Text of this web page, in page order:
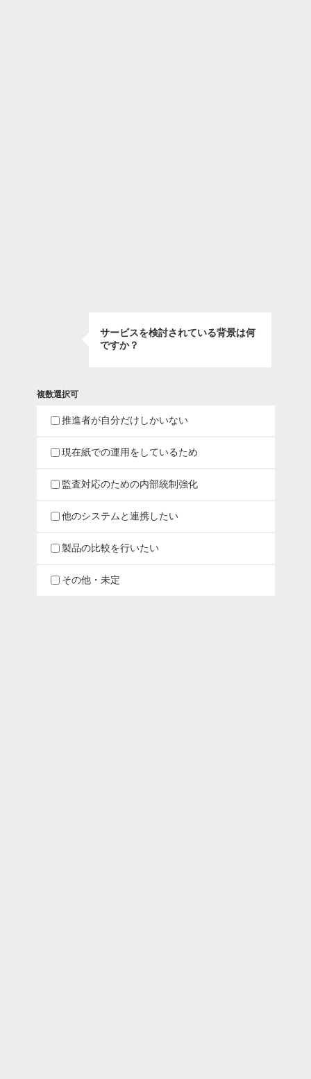
サービスを検討されている背景は何
ですか？
複数選択可
推進者が自分だけしかいない
現在紙での運用をしているため
監査対応のための内部統制強化
他のシステムと連携したい
製品の比較を行いたい
その他・未定